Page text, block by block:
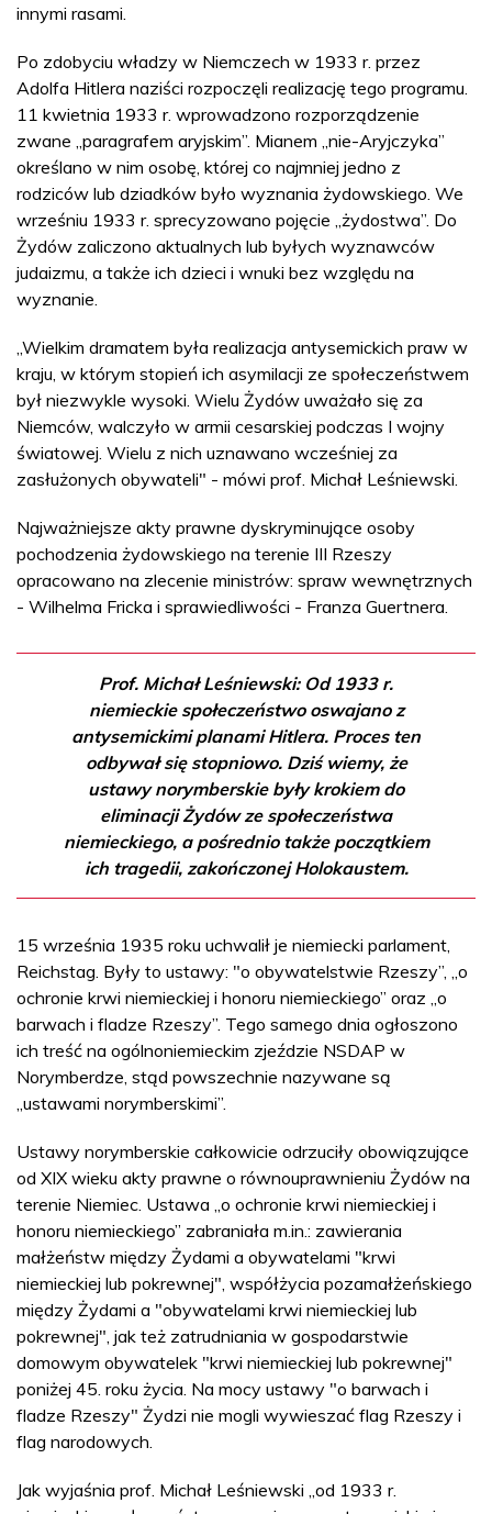
innymi rasami.
Po zdobyciu władzy w Niemczech w 1933 r. przez
Adolfa Hitlera naziści rozpoczęli realizację tego programu.
11 kwietnia 1933 r. wprowadzono rozporządzenie
zwane „paragrafem aryjskim”. Mianem „nie-Aryjczyka”
określano w nim osobę, której co najmniej jedno z
rodziców lub dziadków było wyznania żydowskiego. We
wrześniu 1933 r. sprecyzowano pojęcie „żydostwa”. Do
Żydów zaliczono aktualnych lub byłych wyznawców
judaizmu, a także ich dzieci i wnuki bez względu na
wyznanie.
„Wielkim dramatem była realizacja antysemickich praw w
kraju, w którym stopień ich asymilacji ze społeczeństwem
był niezwykle wysoki. Wielu Żydów uważało się za
Niemców, walczyło w armii cesarskiej podczas I wojny
światowej. Wielu z nich uznawano wcześniej za
zasłużonych obywateli" - mówi prof. Michał Leśniewski.
Najważniejsze akty prawne dyskryminujące osoby
pochodzenia żydowskiego na terenie III Rzeszy
opracowano na zlecenie ministrów: spraw wewnętrznych
- Wilhelma Fricka i sprawiedliwości - Franza Guertnera.
Prof. Michał Leśniewski: Od 1933 r.
niemieckie społeczeństwo oswajano z
antysemickimi planami Hitlera. Proces ten
odbywał się stopniowo. Dziś wiemy, że
ustawy norymberskie były krokiem do
eliminacji Żydów ze społeczeństwa
niemieckiego, a pośrednio także początkiem
ich tragedii, zakończonej Holokaustem.
15 września 1935 roku uchwalił je niemiecki parlament,
Reichstag. Były to ustawy: "o obywatelstwie Rzeszy”, „o
ochronie krwi niemieckiej i honoru niemieckiego” oraz „o
barwach i fladze Rzeszy”. Tego samego dnia ogłoszono
ich treść na ogólnoniemieckim zjeździe NSDAP w
Norymberdze, stąd powszechnie nazywane są
„ustawami norymberskimi”.
Ustawy norymberskie całkowicie odrzuciły obowiązujące
od XIX wieku akty prawne o równouprawnieniu Żydów na
terenie Niemiec. Ustawa „o ochronie krwi niemieckiej i
honoru niemieckiego” zabraniała m.in.: zawierania
małżeństw między Żydami a obywatelami "krwi
niemieckiej lub pokrewnej", współżycia pozamałżeńskiego
między Żydami a "obywatelami krwi niemieckiej lub
pokrewnej", jak też zatrudniania w gospodarstwie
domowym obywatelek "krwi niemieckiej lub pokrewnej"
poniżej 45. roku życia. Na mocy ustawy "o barwach i
fladze Rzeszy" Żydzi nie mogli wywieszać flag Rzeszy i
flag narodowych.
Jak wyjaśnia prof. Michał Leśniewski „od 1933 r.